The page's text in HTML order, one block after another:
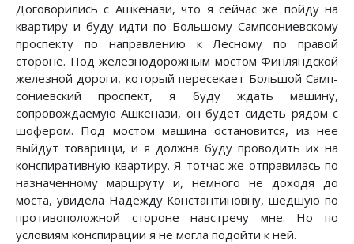
Договорились с Ашкенази, что я сейчас же пойду на
квартиру и буду идти по Большому Сампсониевскому
проспекту по направлению к Лесному по правой
стороне. Под железнодорожным мостом Финляндской
железной дороги, который пересекает Большой Самп-
сониевский проспект, я буду ждать машину,
сопровождаемую Ашкенази, он будет сидеть рядом с
шофером. Под мостом машина остановится, из нее
выйдут товарищи, и я должна буду проводить их на
конспиративную квартиру. Я тотчас же отправилась по
назначенному маршруту и, немного не доходя до
моста, увидела Надежду Константиновну, шедшую по
противоположной стороне навстречу мне. Но по
условиям конспирации я не могла подойти к ней.